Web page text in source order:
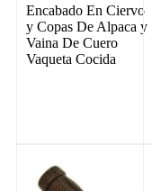
Encabado En Ciervo
y Copas De Alpaca y
Vaina De Cuero
Vaqueta Cocida